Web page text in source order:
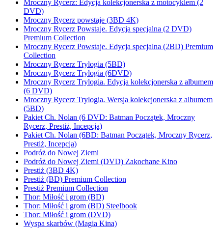
Mroczny Rycerz: Edycja kolekcjonerska z motocyklem (2
DVD)
Mroczny Rycerz powstaje (3BD 4K)
Mroczny Rycerz Powstaje. Edycja specjalna (2 DVD)
Premium Collection
Mroczny Rycerz Powstaje. Edycja specjalna (2BD) Premium
Collection
Mroczny Rycerz Trylogia (5BD)
Mroczny Rycerz Trylogia (6DVD)
Mroczny Rycerz Trylogia. Edycja kolekcjonerska z albumem
(6 DVD)
Mroczny Rycerz Trylogia. Wersja kolekcjonerska z albumem
(5BD)
Pakiet Ch. Nolan (6 DVD: Batman Początek, Mroczny
Rycerz, Prestiż, Incepcja)
Pakiet Ch. Nolan (6BD: Batman Początek, Mroczny Rycerz,
Prestiż, Incepcja)
Podróż do Nowej Ziemi
Podróż do Nowej Ziemi (DVD) Zakochane Kino
Prestiż (3BD 4K)
Prestiż (BD) Premium Collection
Prestiż Premium Collection
Thor: Miłość i grom (BD)
Thor: Miłość i grom (BD) Steelbook
Thor: Miłość i grom (DVD)
Wyspa skarbów (Magia Kina)